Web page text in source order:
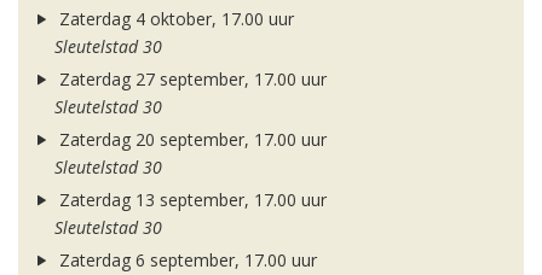
Zaterdag 4 oktober, 17.00 uur
Sleutelstad 30
Zaterdag 27 september, 17.00 uur
Sleutelstad 30
Zaterdag 20 september, 17.00 uur
Sleutelstad 30
Zaterdag 13 september, 17.00 uur
Sleutelstad 30
Zaterdag 6 september, 17.00 uur